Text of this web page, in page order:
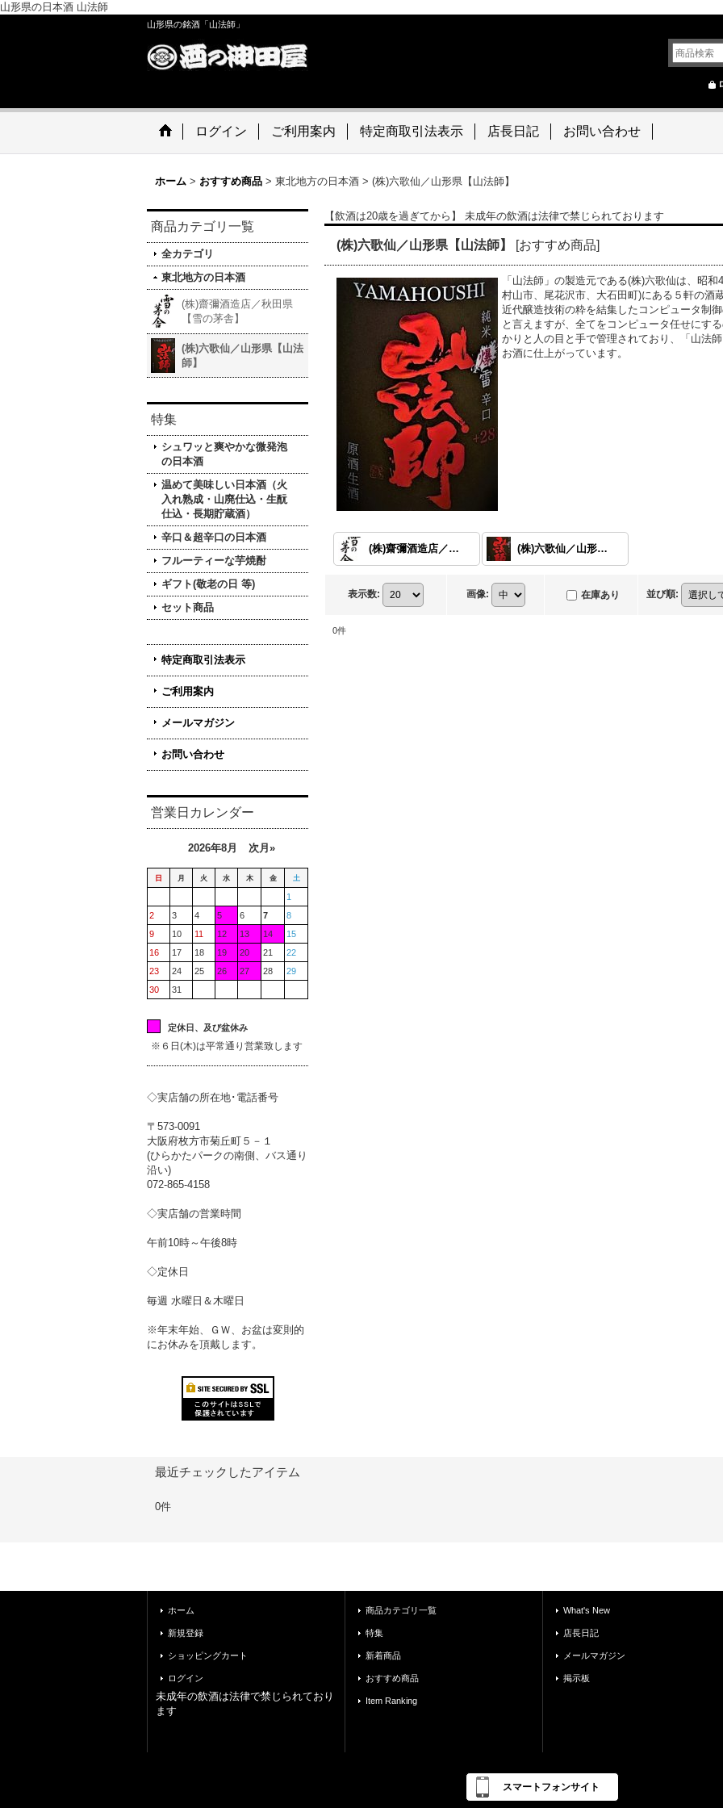
山形県の日本酒 山法師
山形県の銘酒「山法師」
ログイン ご利用案内 特定商取引法表示 店長日記 お問い合わせ
ホーム > おすすめ商品 > 東北地方の日本酒 > (株)六歌仙／山形県【山法師】
商品カテゴリ一覧
全カテゴリ
東北地方の日本酒
(株)齋彌酒造店／秋田県
【雪の茅舎】
(株)六歌仙／山形県【山法
師】
特集
シュワッと爽やかな微発泡
の日本酒
温めて美味しい日本酒（火
入れ熟成・山廃仕込・生酛
仕込・長期貯蔵酒）
辛口＆超辛口の日本酒
フルーティーな芋焼酎
ギフト(敬老の日 等)
セット商品
特定商取引法表示
ご利用案内
メールマガジン
お問い合わせ
営業日カレンダー
2026年8月 次月»
日 月 火 水 木 金 土
1
2
3 4 5 6 7
8
9
10 11 12 13 14
15
16
17 18 19 20 21
22
23
24 25 26 27 28
29
30
31
定休日、及び盆休み
※６日(木)は平常通り営業致します
◇実店舗の所在地･電話番号
〒573-0091
大阪府枚方市菊丘町５－１
(ひらかたパークの南側、バス通り
沿い)
072-865-4158
◇実店舗の営業時間
午前10時～午後8時
◇定休日
毎週 水曜日＆木曜日
※年末年始、ＧＷ、お盆は変則的
にお休みを頂戴します。
【飲酒は20歳を過ぎてから】 未成年の飲酒は法律で禁じられております
(株)六歌仙／山形県【山法師】 [おすすめ商品]
「山法師」の製造元である(株)六歌仙は、昭
村山市、尾花沢市、大石田町)にある５軒の酒
近代醸造技術の粋を結集したコンピュータ制
と言えますが、全てをコンピュータ任せにす
かりと人の目と手で管理されており、「山法
お酒に仕上がっています。
(株)齋彌酒造店／秋田県 【雪の茅舎】 (株)六歌仙／山形県【山法師】
表示数: 画像: 在庫あり 並び順:
0件
最近チェックしたアイテム
0件
ホーム
新規登録
ショッピングカート
ログイン
未成年の飲酒は法律で禁じられており
ます
商品カテゴリ一覧
特集
新着商品
おすすめ商品
Item Ranking
What's New
店長日記
メールマガジン
掲示板
スマートフォンサイト